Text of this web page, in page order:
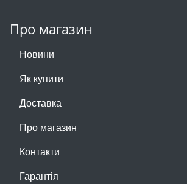
Про магазин
Новини
Як купити
Доставка
Про магазин
Контакти
Гарантія